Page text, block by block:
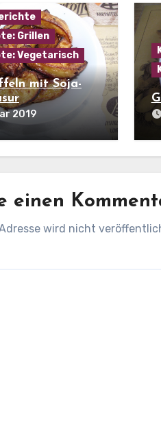
Grillen
Vegetarisch
mit Soja-
2019
einen
wird nicht